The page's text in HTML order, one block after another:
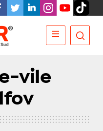
vile